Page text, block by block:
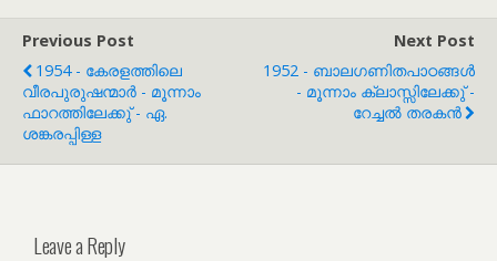
Previous Post
1954 - കേരളത്തിലെ
വീരപുരുഷന്മാർ - മൂന്നാം
ഫാറത്തിലേക്കു് - ഏ.
ശങ്കരപ്പിള്ള
Next Post
1952 - ബാലഗണിതപാഠങ്ങൾ
- മൂന്നാം ക്ലാസ്സിലേക്കു് -
റേച്ചൽ തരകൻ
Leave a Reply